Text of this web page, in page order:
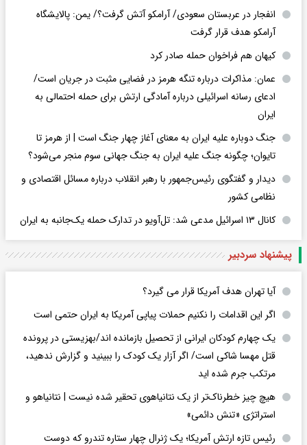
انفجار در عربستان سعودی/ آرامکو آتش گرفت؟/ یمن: پالایشگاه
آرامکو هدف قرار گرفت
کیهان هم فراخوان حمله صادر کرد
عمان: مذاکرات درباره تنگه هرمز در فضایی مثبت در جریان است/
ادعای رسانه اسرائیلی درباره آمادگی ارتش برای حمله احتمالی به
ایران
جنگ دوباره علیه ایران به معنای آغاز چهار جنگ است | از هرمز تا
تایوان؛ چگونه جنگ علیه ایران به جنگ جهانی سوم منجر می‌شود؟
دیدار و گفتگوی رئیس‌جمهور با رهبر انقلاب درباره مسائل اقتصادی و
نظامی کشور
کانال ۱۳ اسرائیل مدعی شد: تل‌آویو در تدارک حمله یک‌جانبه به ایران
پیشنهاد سردبیر
آیا تهران هدف آمریکا قرار می گیرد؟
اگر این اقدامات را نکنیم حملات پیاپی آمریکا به ایران حتمی است
یک چهارم کودکان ایرانی از تحصیل بازمانده اند/بهزیستی در پرونده
قتل مهسا شاکی است/ اگر آزار یک کودک را ببینید و گزارش ندهید،
مرتکب جرم شده اید
هیچ چیز خطرناک‌تر از یک نتانیاهوی تحقیر شده نیست | نتانیاهو و
استراتژی «تنش دائمی»
رئیس تازه ارتش آمریکا؛ یک ژنرال چهار ستاره تندرو که دوست